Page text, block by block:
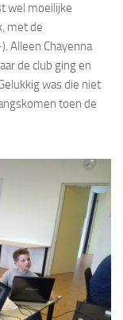
wel moeilijke
met de
Alleen Chayenna
de club ging en
was die niet
toen de